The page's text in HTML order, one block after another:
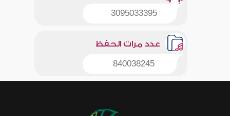
3095033395
عدد مرات الحفظ
840038245